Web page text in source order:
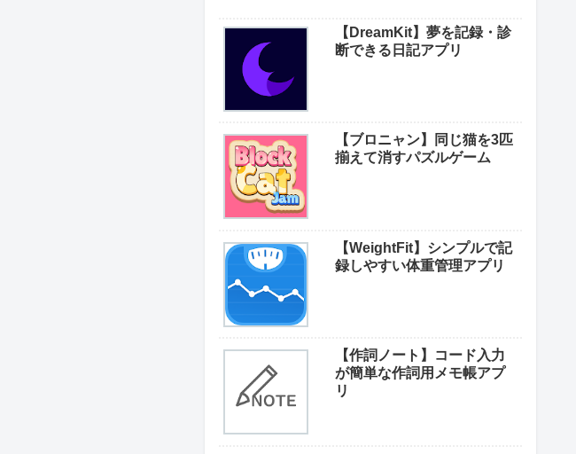
【DreamKit】夢を記録・診
断できる日記アプリ
【ブロニャン】同じ猫を3匹
揃えて消すパズルゲーム
【WeightFit】シンプルで記
録しやすい体重管理アプリ
【作詞ノート】コード入力
が簡単な作詞用メモ帳アプ
リ